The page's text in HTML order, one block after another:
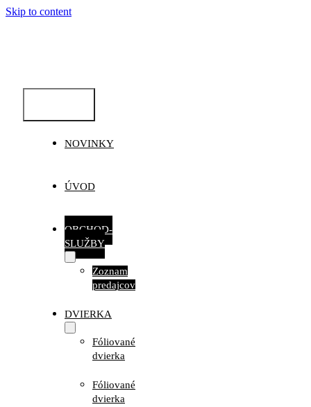
Skip to content
NOVINKY
ÚVOD
OBCHOD-
SLUŽBY
Zoznam
predajcov
DVIERKA
Fóliované
dvierka
Fóliované
dvierka